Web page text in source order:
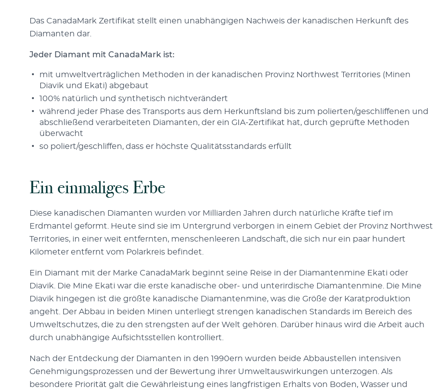
Das CanadaMark Zertifikat stellt einen unabhängigen Nachweis der kanadischen Herkunft des
Diamanten dar.
Jeder Diamant mit CanadaMark ist:
mit umweltverträglichen Methoden in der kanadischen Provinz Northwest Territories (Minen
Diavik und Ekati) abgebaut
100% natürlich und synthetisch nichtverändert
während jeder Phase des Transports aus dem Herkunftsland bis zum polierten/geschliffenen und
abschließend verarbeiteten Diamanten, der ein GIA-Zertifikat hat, durch geprüfte Methoden
überwacht
so poliert/geschliffen, dass er höchste Qualitätsstandards erfüllt
Ein einmaliges Erbe
Diese kanadischen Diamanten wurden vor Milliarden Jahren durch natürliche Kräfte tief im
Erdmantel geformt. Heute sind sie im Untergrund verborgen in einem Gebiet der Provinz Northwest
Territories, in einer weit entfernten, menschenleeren Landschaft, die sich nur ein paar hundert
Kilometer entfernt vom Polarkreis befindet.
Ein Diamant mit der Marke CanadaMark beginnt seine Reise in der Diamantenmine Ekati oder
Diavik. Die Mine Ekati war die erste kanadische ober- und unterirdische Diamantenmine. Die Mine
Diavik hingegen ist die größte kanadische Diamantenmine, was die Größe der Karatproduktion
angeht. Der Abbau in beiden Minen unterliegt strengen kanadischen Standards im Bereich des
Umweltschutzes, die zu den strengsten auf der Welt gehören. Darüber hinaus wird die Arbeit auch
durch unabhängige Aufsichtsstellen kontrolliert.
Nach der Entdeckung der Diamanten in den 1990ern wurden beide Abbaustellen intensiven
Genehmigungsprozessen und der Bewertung ihrer Umweltauswirkungen unterzogen. Als
besondere Priorität galt die Gewährleistung eines langfristigen Erhalts von Boden, Wasser und